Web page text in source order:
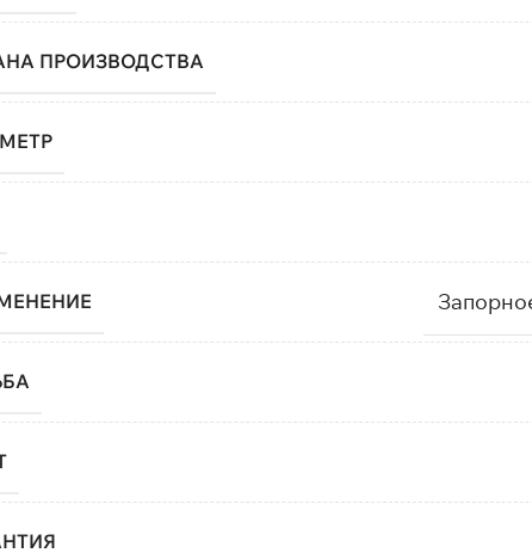
ПРОИЗВОДСТВА